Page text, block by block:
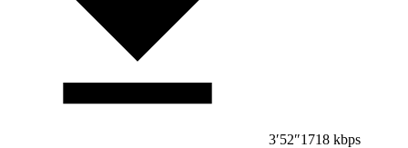
3′52″1718 kbps